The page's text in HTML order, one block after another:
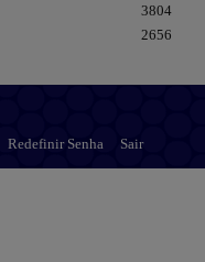
3804
2656
Redefinir Senha Sair